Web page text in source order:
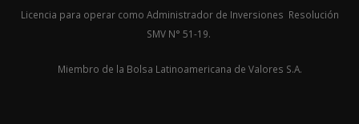
Licencia para operar como Administrador de Inversiones Resolución
SMV N° 51-19.
Miembro de la Bolsa Latinoamericana de Valores S.A.